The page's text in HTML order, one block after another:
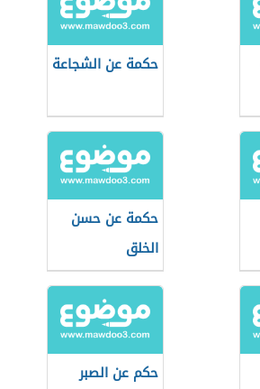
حكمة عن الشجاعة
حكمة عن حسن
الخلق
حكم عن الصبر